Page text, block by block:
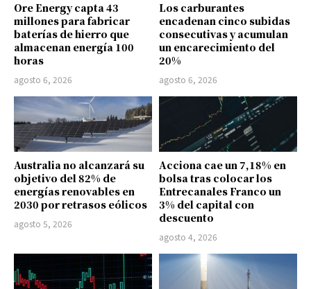
Ore Energy capta 43
millones para fabricar
baterías de hierro que
almacenan energía 100
horas
agosto 6, 2026
Los carburantes
encadenan cinco subidas
consecutivas y acumulan
un encarecimiento del
20%
agosto 6, 2026
Australia no alcanzará su
objetivo del 82% de
energías renovables en
2030 por retrasos eólicos
agosto 5, 2026
Acciona cae un 7,18% en
bolsa tras colocar los
Entrecanales Franco un
3% del capital con
descuento
agosto 4, 2026